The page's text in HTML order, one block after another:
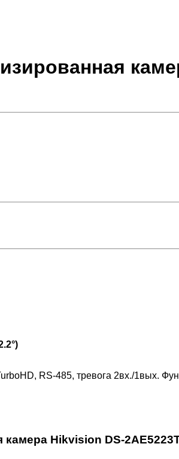
RS-485, тревога 2вх./1вых.
камера Hikvision DS-